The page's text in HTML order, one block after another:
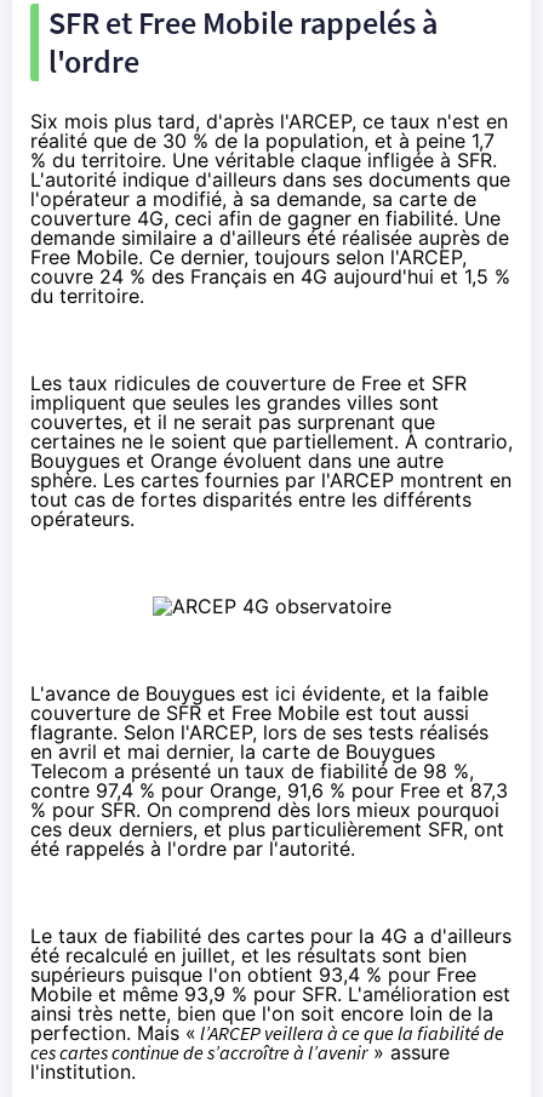
SFRet Free Mobilerappelés à
l'ordre
Six mois plus tard, d'après l'ARCEP, ce taux n'est en
réalité que de 30 % de la population, et à peine 1,7
% du territoire. Une véritable claque infligée à SFR.
L'autorité indique d'ailleurs dans ses documents que
l'opérateur a modifié, à sa demande, sa carte de
couverture 4G, ceci afin de gagner en fiabilité. Une
demande similaire a d'ailleurs été réalisée auprès de
Free Mobile. Ce dernier, toujours selon l'ARCEP,
couvre 24 % des Français en 4G aujourd'hui et 1,5 %
du territoire.
Les taux ridicules de couverture de Free et SFR
impliquent que seules les grandes villes sont
couvertes, et il ne serait pas surprenant que
certaines ne le soient que partiellement. A contrario,
Bouygues et Orange évoluent dans une autre
sphère. Les cartes fournies par l'ARCEP montrent en
tout cas de fortes disparités entre les différents
opérateurs.
L'avance de Bouygues est ici évidente, et la faible
couverture de SFR et Free Mobile est tout aussi
flagrante. Selon l'ARCEP, lors de ses tests réalisés
en avril et mai dernier, la carte de Bouygues
Telecom a présenté un taux de fiabilité de 98 %,
contre 97,4 % pour Orange, 91,6 % pour Free et 87,3
% pour SFR. On comprend dès lors mieux pourquoi
ces deux derniers, et plus particulièrement SFR, ont
été rappelés à l'ordre par l'autorité.
Le taux de fiabilité des cartes pour la 4G a d'ailleurs
été recalculé en juillet, et les résultats sont bien
supérieurs puisque l'on obtient 93,4 % pour Free
Mobile et même 93,9 % pour SFR. L'amélioration est
ainsi très nette, bien que l'on soit encore loin de la
perfection. Mais « l’ARCEP veillera à ce que la fiabilité de
ces cartes continue de s’accroître à l’avenir» assure
l'institution.